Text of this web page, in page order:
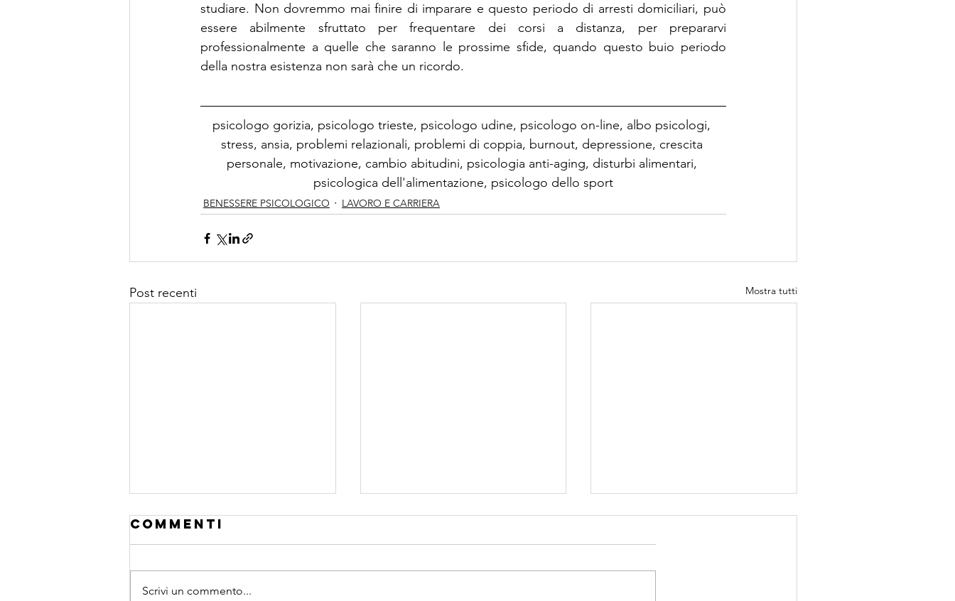
studiare. Non dovremmo mai finire di imparare e questo periodo di arresti domiciliari, può
essere abilmente sfruttato per frequentare dei corsi a distanza, per prepararvi
professionalmente a quelle che saranno le prossime sfide, quando questo buio periodo
della nostra esistenza non sarà che un ricordo.
psicologo gorizia, psicologo trieste, psicologo udine, psicologo on-line, albo psicologi,
stress, ansia, problemi relazionali, problemi di coppia, burnout, depressione, crescita
personale, motivazione, cambio abitudini, psicologia anti-aging, disturbi alimentari,
psicologica dell'alimentazione, psicologo dello sport
BENESSERE PSICOLOGICO LAVORO E CARRIERA
Post recenti Mostra tutti
Commenti
Scrivi un commento...